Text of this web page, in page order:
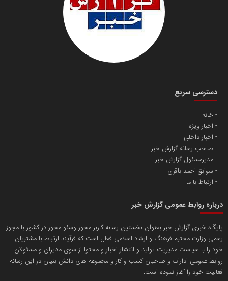
دانشگاه سئوی ایران
پایگاه اطلاع رسانی اعتلای نهادهای مردمی
آهن و فولاد غدیر ایرانیان
تامین آهن اسفنجی تولیدکنندگان فولاد در کشور
مریم حاج نوروز نظری
مسعودصادقی
دسترسی سریع
خانه
اخبار ویژه
اخبار داخلی
صاحب رسانه گزارش خبر
مدیرمسئول گزارش خبر
سوابق احمد باقری
ارتباط با ما
درباره روابط عمومی گزارش خبر
پایگاه خبری گزارش خبر بعنوان نخستین رسانه کاربر محور وسئو محور در کشور با مجوز
رسمی وزارت محترم فرهنگ و ارشاد اسلامی فعال است که فرآیند ارتباط با مشتریان
خود را با سیاست مدیریت تولید و انتشار اخبار و محتوا از سوی مدیران و مسئولان
روابط عمومی ادارات و صاحبان کسب و کار و مجموعه های دانش بنیان در این رسانه
فعالیت خود را آغاز نموده است.